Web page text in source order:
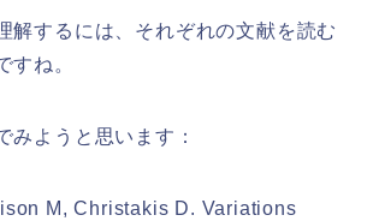
解するには、それぞれの文献を読む
すね。
みようと思います：
M, Christakis D. Variations